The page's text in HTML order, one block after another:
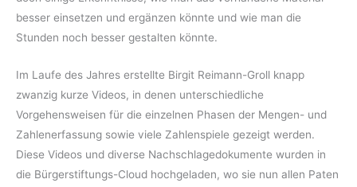
besser einsetzen und ergänzen könnte und wie man die
Stunden noch besser gestalten könnte.
Im Laufe des Jahres erstellte Birgit Reimann-Groll knapp
zwanzig kurze Videos, in denen unterschiedliche
Vorgehensweisen für die einzelnen Phasen der Mengen- und
Zahlenerfassung sowie viele Zahlenspiele gezeigt werden.
Diese Videos und diverse Nachschlagedokumente wurden in
die Bürgerstiftungs-Cloud hochgeladen, wo sie nun allen Paten